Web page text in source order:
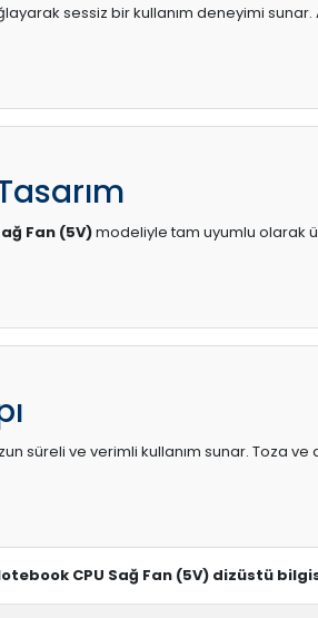
sessiz bir kullanım deneyimi
Fan (5V)modeliyle tam uyumlu olarak
ve verimli kullanım sunar. Toza ve
CPU Sağ Fan (5V) dizüstü